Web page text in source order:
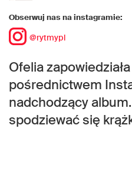
Obserwuj nas na instagramie:
@rytmypl
Ofelia
pośrednictwem
nadchodzący
spodziewać się